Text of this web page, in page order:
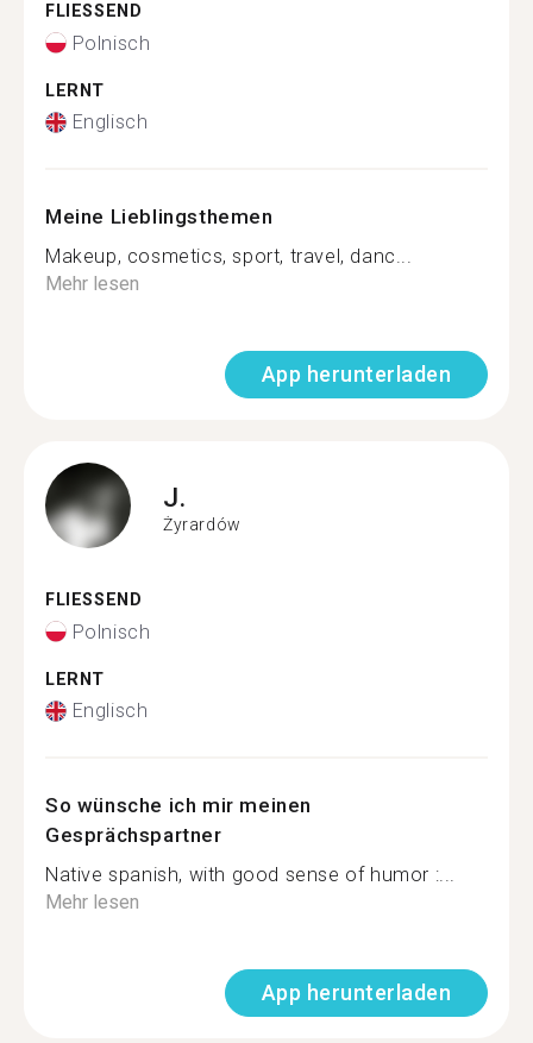
FLIESSEND
Polnisch
LERNT
Englisch
Meine Lieblingsthemen
Makeup, cosmetics, sport, travel, danc...
Mehr lesen
App herunterladen
J.
Żyrardów
FLIESSEND
Polnisch
LERNT
Englisch
So wünsche ich mir meinen
Gesprächspartner
Native spanish, with good sense of humor :...
Mehr lesen
App herunterladen